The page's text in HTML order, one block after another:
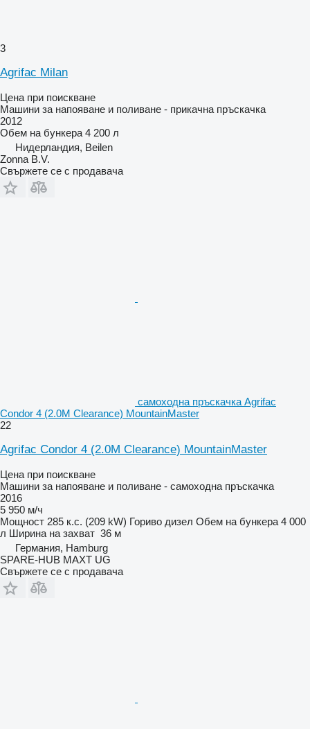
3
Agrifac Milan
Цена при поискване
Машини за напояване и поливане - прикачна пръскачка
2012
Обем на бункера 4 200 л
Нидерландия, Beilen
Zonna B.V.
Свържете се с продавача
самоходна пръскачка Agrifac
Condor 4 (2.0M Clearance) MountainMaster
22
Agrifac Condor 4 (2.0M Clearance) MountainMaster
Цена при поискване
Машини за напояване и поливане - самоходна пръскачка
2016
5 950 м/ч
Мощност 285 к.с. (209 kW) Гориво дизел Обем на бункера 4 000
л Ширина на захват 36 м
Германия, Hamburg
SPARE-HUB MAXT UG
Свържете се с продавача